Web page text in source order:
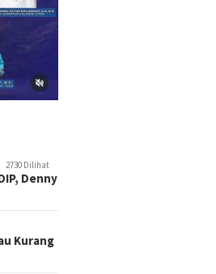
2730 Dilihat
Denny
Kurang